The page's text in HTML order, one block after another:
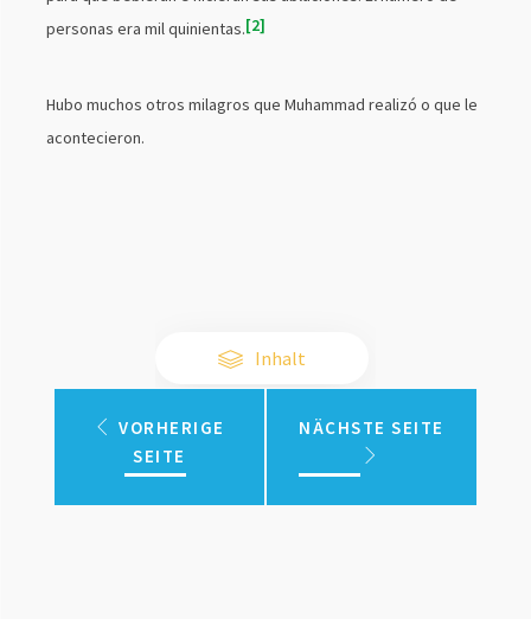
personas era mil quinientas. 2
Hubo muchos otros milagros que Muhammad realizó o que le
acontecieron.
Inhalt
VORHERIGE
SEITE
NÄCHSTE SEITE